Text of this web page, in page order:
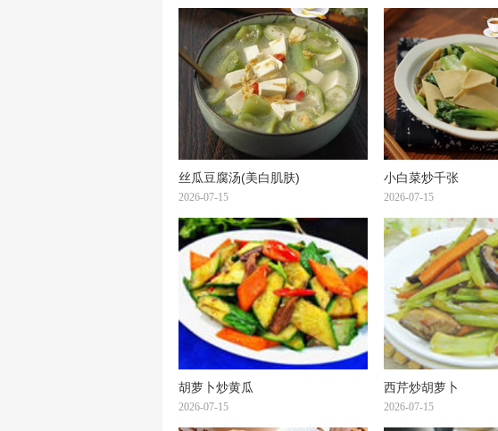
丝瓜豆腐汤(美白肌肤)
2026-07-15
小白菜炒千张
2026-07-15
胡萝卜炒黄瓜
2026-07-15
西芹炒胡萝卜
2026-07-15